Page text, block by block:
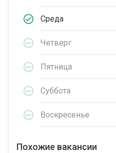
Среда
Четверг
Пятница
Суббота
Воскресенье
Похожие вакансии